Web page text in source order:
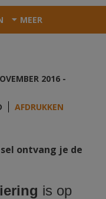
MEER
2016 -
AFDRUKKEN
ontvang je de
is op